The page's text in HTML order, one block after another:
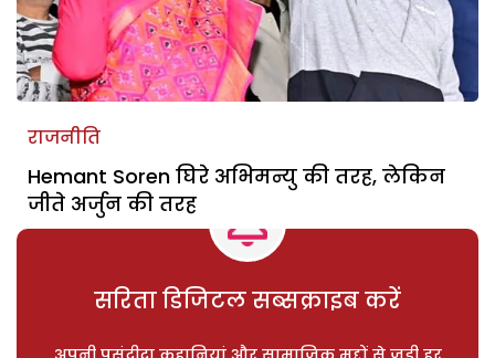
राजनीति
Hemant Soren घिरे अभिमन्यु की तरह, लेकिन
जीते अर्जुन की तरह
सरिता डिजिटल सब्सक्राइब करें